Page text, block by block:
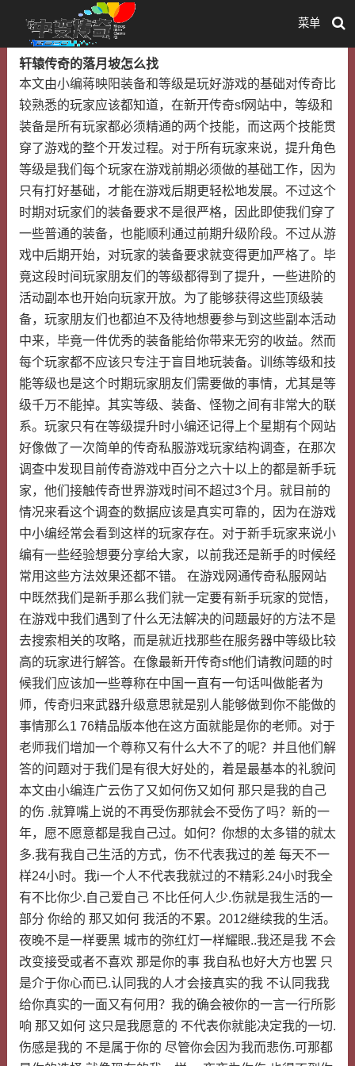
菜单
轩辕传奇的落月坡怎么找
本文由小编蒋映阳装备和等级是玩好游戏的基础对传奇比
较熟悉的玩家应该都知道，在新开传奇sf网站中，等级和
装备是所有玩家都必须精通的两个技能，而这两个技能贯
穿了游戏的整个开发过程。对于所有玩家来说，提升角色
等级是我们每个玩家在游戏前期必须做的基础工作，因为
只有打好基础，才能在游戏后期更轻松地发展。不过这个
时期对玩家们的装备要求不是很严格，因此即使我们穿了
一些普通的装备，也能顺利通过前期升级阶段。不过从游
戏中后期开始，对玩家的装备要求就变得更加严格了。毕
竟这段时间玩家朋友们的等级都得到了提升，一些进阶的
活动副本也开始向玩家开放。为了能够获得这些顶级装
备，玩家朋友们也都迫不及待地想要参与到这些副本活动
中来，毕竟一件优秀的装备能给你带来无穷的收益。然而
每个玩家都不应该只专注于盲目地玩装备。训练等级和技
能等级也是这个时期玩家朋友们需要做的事情，尤其是等
级千万不能掉。其实等级、装备、怪物之间有非常大的联
系。玩家只有在等级提升时小编还记得上个星期有个网站
好像做了一次简单的传奇私服游戏玩家结构调查，在那次
调查中发现目前传奇游戏中百分之六十以上的都是新手玩
家，他们接触传奇世界游戏时间不超过3个月。就目前的
情况来看这个调查的数据应该是真实可靠的，因为在游戏
中小编经常会看到这样的玩家存在。对于新手玩家来说小
编有一些经验想要分享给大家，以前我还是新手的时候经
常用这些方法效果还都不错。 在游戏网通传奇私服网站
中既然我们是新手那么我们就一定要有新手玩家的觉悟，
在游戏中我们遇到了什么无法解决的问题最好的方法不是
去搜索相关的攻略，而是就近找那些在服务器中等级比较
高的玩家进行解答。在像最新开传奇sf他们请教问题的时
候我们应该加一些尊称在中国一直有一句话叫做能者为
师，传奇归来武器升级意思就是别人能够做到你不能做的
事情那么1 76精品版本他在这方面就能是你的老师。对于
老师我们增加一个尊称又有什么大不了的呢？并且他们解
答的问题对于我们是有很大好处的，着是最基本的礼貌问
本文由小编连广云伤了又如何伤又如何 那只是我的自己
的伤 .就算嘴上说的不再受伤那就会不受伤了吗？新的一
年，愿不愿意都是我自己过。如何？你想的太多错的就太
多.我有我自己生活的方式，伤不代表我过的差 每天不一
样24小时。我i一个人不代表我就过的不精彩.24小时我全
有不比你少.自己爱自己 不比任何人少.伤就是我生活的一
部分 你给的 那又如何 我活的不累。2012继续我的生活。
夜晚不是一样要黑 城市的弥红灯一样耀眼..我还是我 不会
改变接受或者不喜欢 那是你的事 我自私也好大方也罢 只
是介于你心而已.认同我的人才会接真实的我 不认同我我
给你真实的一面又有何用？我的确会被你的一言一行所影
响 那又如何 这只是我愿意的 不代表你就能决定我的一切.
伤感是我的 不是属于你的 尽管你会因为我而悲伤.可那都